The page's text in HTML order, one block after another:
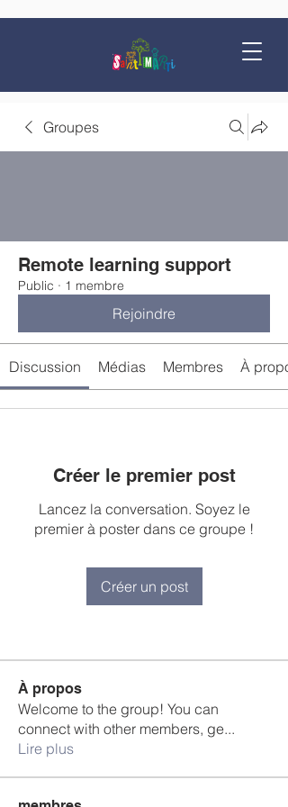
Groupes
Remote learning support
Public · 1 membre
Rejoindre
Discussion Médias Membres À
Créer le premier post
Lancez la conversation. Soyez le
premier à poster dans ce groupe !
Créer un post
À propos
Welcome to the group! You can
connect with other members, ge...
Lire plus